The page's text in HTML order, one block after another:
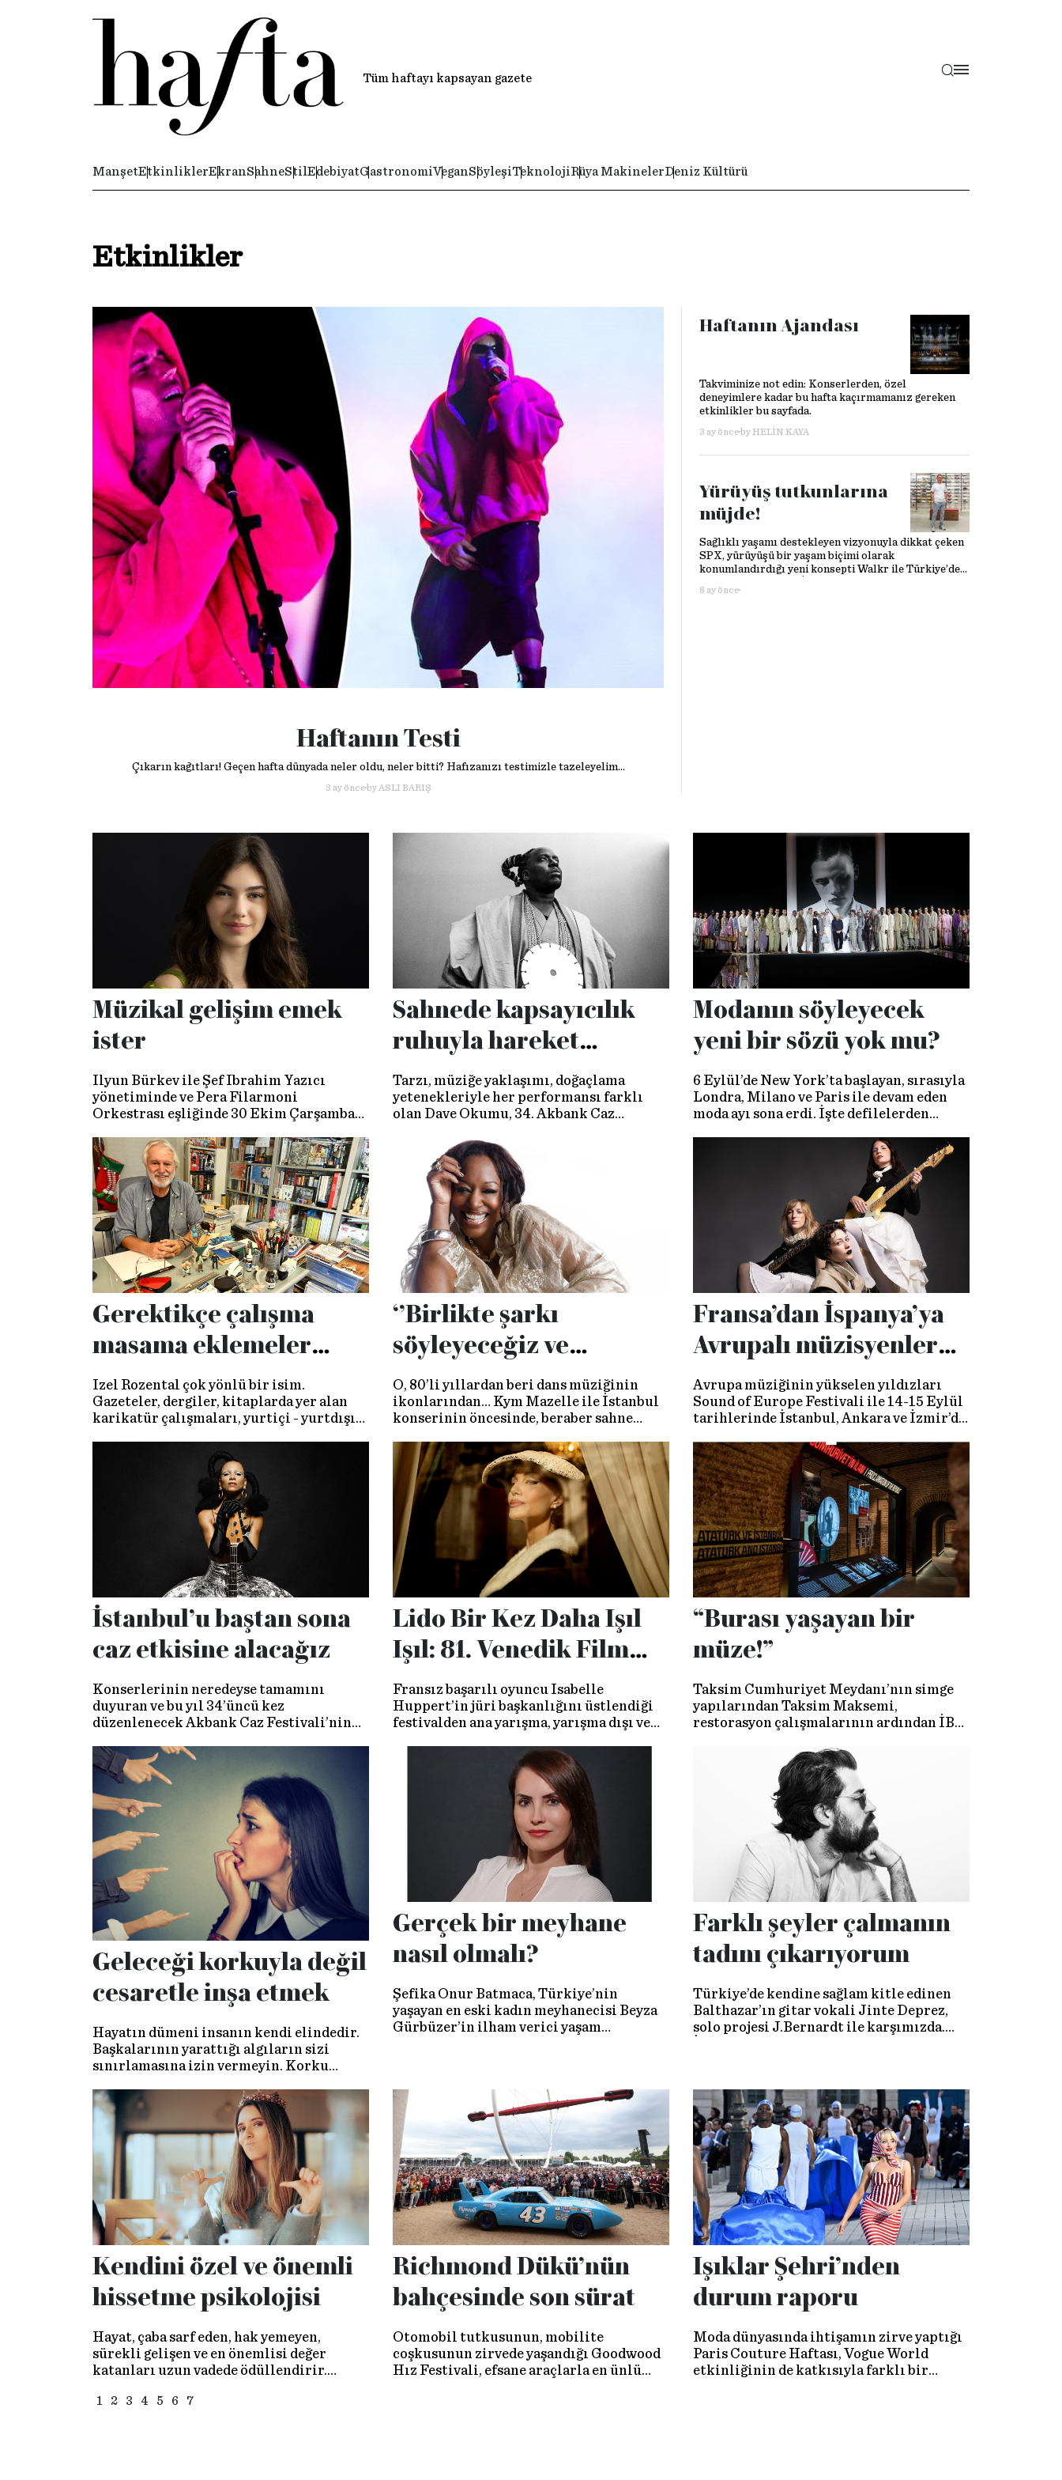
Tüm haftayı kapsayan gazete
ManşetEtkinliklerEkranSahneStil EdebiyatGastronomiVeganSöyleşiTeknolojiRüya MakinelerDeniz Kültürü
Etkinlikler
Haftanın Testi
Çıkarın kağıtları! Geçen hafta dünyada neler oldu, neler bitti? Hafızanızı testimizle tazeleyelim...
3 ay önceby ASLI BARIŞ
Haftanın Ajandası
Takviminize not edin: Konserlerden, özel
deneyimlere kadar bu hafta kaçırmamanız gereken
etkinlikler bu sayfada.
3 ay öncebyHELIN KAYA
Yürüyüş tutkunlarına
müjde!
Sağlıklı yaşamı destekleyen vizyonuyla dikkat çeken
SPX, yürüyüşü bir yaşam biçimi olarak
konumlandırdığı yeni konsepti Walkr ile Türkiye’de
kendileriyle ve doğayla bağ kurmaya teşvik etmek
8 ay önce
Müzikal gelişim emek
ister
İlyun Bürkev ile Şef İbrahim Yazıcı
yönetiminde ve Pera Filarmoni
Orkestrası eşliğinde 30 Ekim Çarşamba
gerçekleştireceği performans öncesi bir
araya geldik.
Sahnede kapsayıcılık
ruhuyla hareket
ediyorum
Tarzı, müziğe yaklaşımı, doğaçlama
yetenekleriyle her performansı farklı
olan Dave Okumu, 34. Akbank Caz
öncesi müzisyenle sohbet ettik.
Modanın söyleyecek
yeni bir sözü yok mu?
6 Eylül’de New York’ta başlayan, sırasıyla
Londra, Milano ve Paris ile devam eden
moda ayı sona erdi. İşte defilelerden
Gerektikçe çalışma
masama eklemeler
yapıyorum
İzel Rozental çok yönlü bir isim.
Gazeteler, dergiler, kitaplarda yer alan
karikatür çalışmaları, yurtiçi - yurtdışı
anı kitapları yaptıklarından sadece
‘’Birlikte şarkı
söyleyeceğiz ve
parıldayacağız!’’
O, 80’li yıllardan beri dans müziğinin
ikonlarından… Kym Mazelle ile İstanbul
konserinin öncesinde, beraber sahne
ve bugününü konuştuk.
Fransa’dan İspanya’ya
Avrupalı müzisyenler
Türkiye’de
Avrupa müziğinin yükselen yıldızları
Sound of Europe Festivali ile 14-15 Eylül
tarihlerinde İstanbul, Ankara ve İzmir’de.
alacak 4 isim, sahnede bizi bekleyen
şovlarını anlattı.
İstanbul’u baştan sona
caz etkisine alacağız
Konserlerinin neredeyse tamamını
duyuran ve bu yıl 34’üncü kez
düzenlenecek Akbank Caz Festivali’nin
anlattı.
Lido Bir Kez Daha Işıl
Işıl: 81. Venedik Film
Festivali Başladı!
Fransız başarılı oyuncu Isabelle
Huppert’in jüri başkanlığını üstlendiği
festivalden ana yarışma, yarışma dışı ve
olası yapımları derledik.
“Burası yaşayan bir
müze!”
Taksim Cumhuriyet Meydanı’nın simge
yapılarından Taksim Maksemi,
restorasyon çalışmalarının ardından İBB
İstanbullularla buluştu. Kapsamlı
etkinliklere ev sahipliği yapacak
Müze’nin dönüşüm sürecini İBB Miras
Başkanı Oktay Özel’den dinledik.
Geleceği korkuyla değil
cesaretle inşa etmek
Hayatın dümeni insanın kendi elindedir.
Başkalarının yarattığı algıların sizi
sınırlamasına izin vermeyin. Korku
düşünmeyin…
Gerçek bir meyhane
nasıl olmalı?
Şefika Onur Batmaca, Türkiye’nin
yaşayan en eski kadın meyhanecisi Beyza
Gürbüzer’in ilham verici yaşam
Hatun: Beyza Gürbüzer.’ Bu vesileyle
buluştuk, İstanbul’un ve o eski masaların
izini sürdük.
Farklı şeyler çalmanın
tadını çıkarıyorum
Türkiye’de kendine sağlam kitle edinen
Balthazar’ın gitar vokali Jinte Deprez,
solo projesi J.Bernardt ile karşımızda.
Kendini özel ve önemli
hissetme psikolojisi
Hayat, çaba sarf eden, hak yemeyen,
sürekli gelişen ve en önemlisi değer
katanları uzun vadede ödüllendirir.
ihtiyacınız olan şey yetkinlik ve
Richmond Dükü’nün
bahçesinde son sürat
Otomobil tutkusunun, mobilite
coşkusunun zirvede yaşandığı Goodwood
Hız Festivali, efsane araçlarla en ünlü
Işıklar Şehri’nden
durum raporu
Moda dünyasında ihtişamın zirve yaptığı
Paris Couture Haftası, Vogue World
etkinliğinin de katkısıyla farklı bir
1 2 3 4 5 6 7